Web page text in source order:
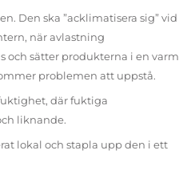
Den ska ”acklimatisera sig” vid
när avlastning
och sätter produkterna i en varm
problemen att uppstå.
där fuktiga
liknande.
lokal och stapla upp den i ett